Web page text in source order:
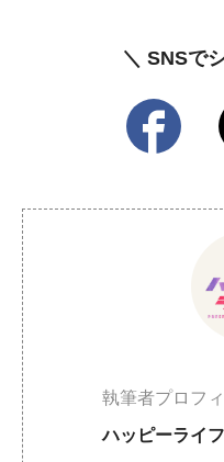
＼ SNSで
執筆者プロフ
ハッピーライ